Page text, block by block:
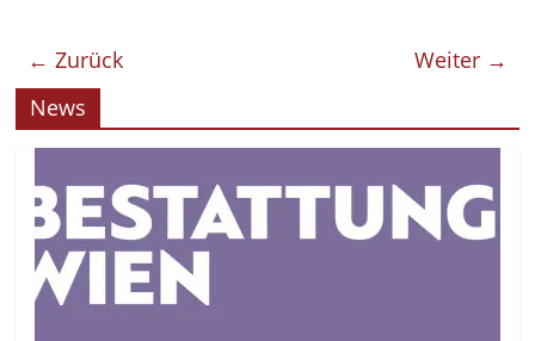
← Zurück
Weiter →
News